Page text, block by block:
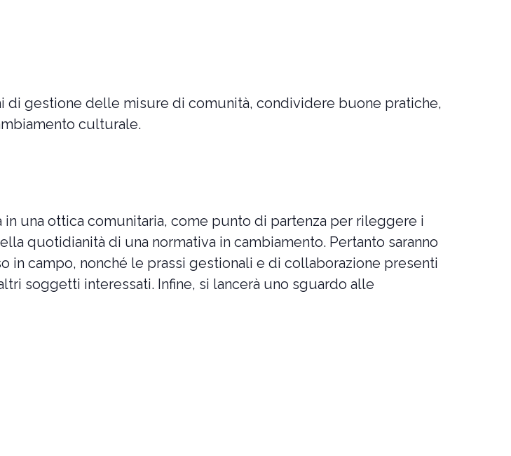
di gestione delle misure di comunità, condividere buone pratiche,
culturale.
una ottica comunitaria, come punto di partenza per rileggere i
quotidianità di una normativa in cambiamento. Pertanto saranno
in campo, nonché le prassi gestionali e di collaborazione presenti
soggetti interessati. Infine, si lancerà uno sguardo alle